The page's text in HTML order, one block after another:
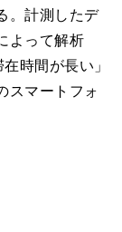
。計測したデ
よって解析
時間が長い」
スマートフォ